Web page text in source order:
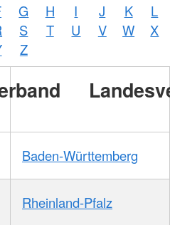
G H I J K
L
S T U V W
X
Z
Baden-Württemberg
Rheinland-Pfalz
Foto:
DRKS